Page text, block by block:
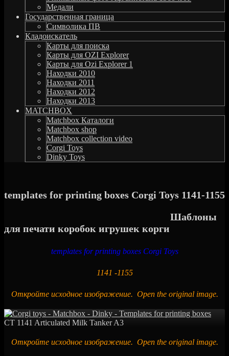
Медали
Государственная граница
Символика ПВ
Кладоискатель
Карты для поиска
Карты для OZI Explorer
Карты для Ozi Explorer 1
Находки 2010
Находки 2011
Находки 2012
Находки 2013
MATCHBOX
Matchbox Каталоги
Matchbox shop
Matchbox collection video
Corgi Toys
Dinky Toys
templates for printing boxes Corgi Toys 1141-1155
Шаблоны
для печати коробок игрушек корги
templates for printing boxes Corgi Toys
1141 -1155
Откройте исходное изображение. Open the original image.
CT 1141 Articulated Milk Tanker A3
Откройте исходное изображение. Open the original image.